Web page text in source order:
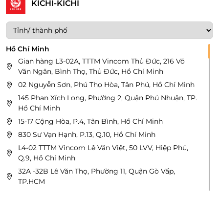
KICHI-KICHI
Hồ Chí Minh
Gian hàng L3-02A, TTTM Vincom Thủ Đức, 216 Võ
Văn Ngân, Bình Thọ, Thủ Đức, Hồ Chí Minh
02 Nguyễn Sơn, Phú Thọ Hòa, Tân Phú, Hồ Chí Minh
145 Phan Xích Long, Phường 2, Quận Phú Nhuận, TP.
Hồ Chí Minh
15-17 Cộng Hòa, P.4, Tân Bình, Hồ Chí Minh
830 Sư Vạn Hạnh, P.13, Q.10, Hồ Chí Minh
L4-02 TTTM Vincom Lê Văn Việt, 50 LVV, Hiệp Phú,
Q.9, Hồ Chí Minh
32A -32B Lê Văn Thọ, Phường 11, Quận Gò Vấp,
TP.HCM